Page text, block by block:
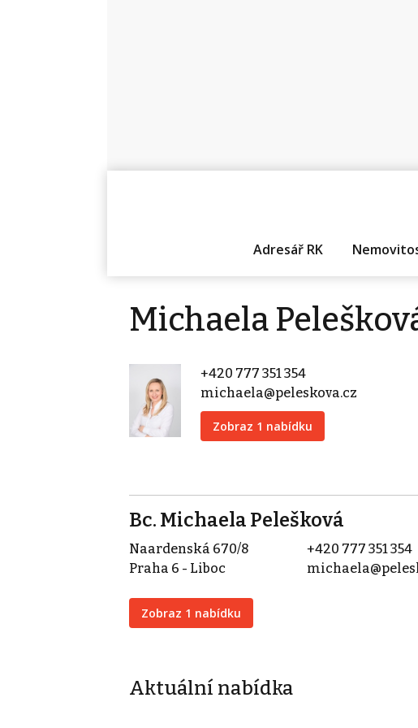
Adresář RK
Michaela
+420 777 351 354
michaela@peleskova.cz
Zobraz 1 nabídku
Bc. Michaela Pelešková
Naardenská 670/8
Praha 6 - Liboc
Zobraz 1 nabídku
+420 777 351 354
Aktuální nabídka